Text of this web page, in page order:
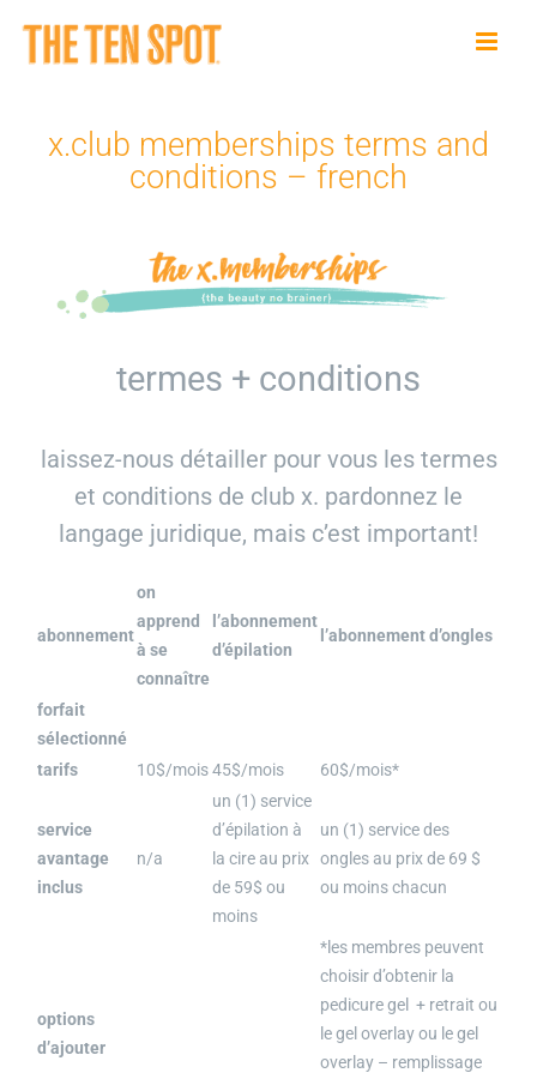
content
x.club memberships terms and
conditions – french
termes + conditions
laissez-nous détailler pour vous les termes
et conditions de club x. pardonnez le
langage juridique, mais c’est important!
abonnement
on
apprend
à se
connaître
l’abonnement
d’épilation
l’abonnement d’ongles
forfait
sélectionné
tarifs
10$/mois45$/mois 60$/mois*
service
avantage
inclus
n/a
un (1) service
d’épilation à
la cire au prix
de 59$ ou
moins
un (1) service des
ongles au prix de 69 $
ou moins chacun
options
d’ajouter
*les membres peuvent
choisir d’obtenir la
pedicure gel + retrait ou
le gel overlay ou le gel
overlay – remplissage